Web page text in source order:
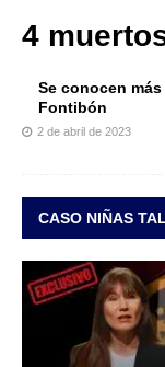
4
Se conocen
Fontibón
2 de abril de 2023
CASO NIÑAS